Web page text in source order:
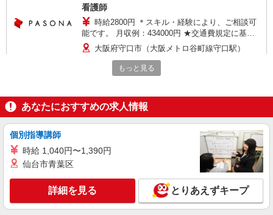
看護師
時給2800円 ＊スキル・経験により、ご相談可
能です。 月収例：434000円 ★交通費規定に基づ
き交通費支給
大阪府守口市（大阪メトロ谷町線守口駅）
派遣社員
株式会社kotrio /●OS-H1-1558246
脱金欠！高時給＆好待遇のシニアマンションで
時給2300円〜2875円＜交通費全額支給/日払
守口市内＜最寄り：大日駅＞
キープ 詳細を見る
もっと見る
あなたにおすすめの求人情報
個別指導講師
時給 1,040円〜1,390円
仙台市青葉区
詳細を見る とりあえずキープ